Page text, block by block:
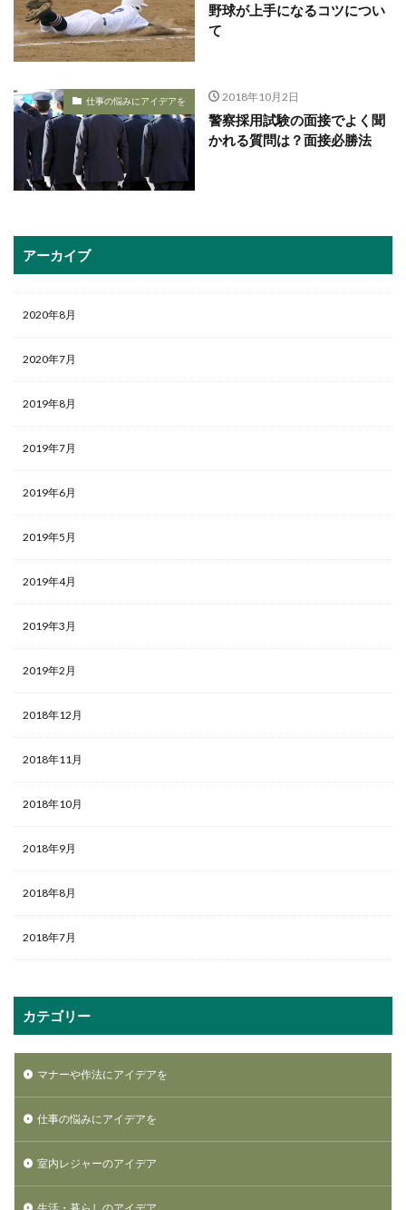
野球が上手になるコツについ
て
仕事の悩みにアイデアを 2018年10月2日
警察採用試験の面接でよく聞
かれる質問は？面接必勝法
アーカイブ
2020年8月
2020年7月
2019年8月
2019年7月
2019年6月
2019年5月
2019年4月
2019年3月
2019年2月
2018年12月
2018年11月
2018年10月
2018年9月
2018年8月
2018年7月
カテゴリー
マナーや作法にアイデアを
仕事の悩みにアイデアを
室内レジャーのアイデア